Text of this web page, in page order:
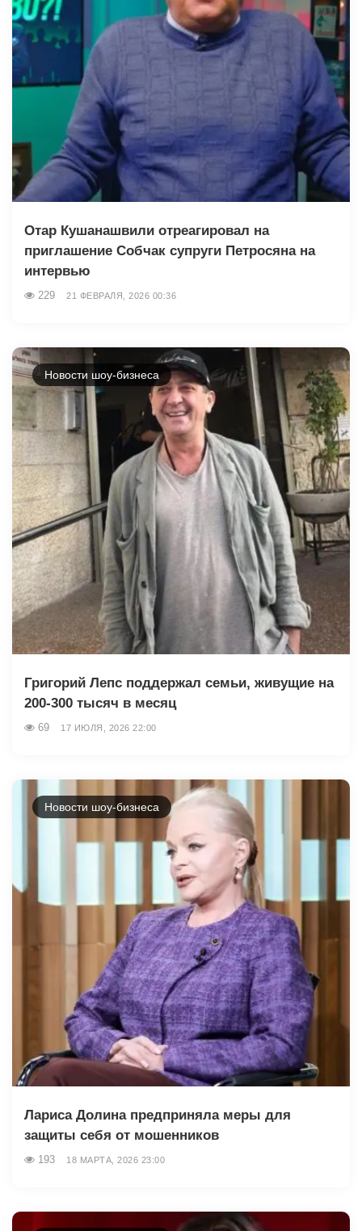
Отар Кушанашвили отреагировал на
приглашение Собчак супруги Петросяна на
интервью
229 21 ФЕВРАЛЯ, 2026 00:36
Новости шоу-бизнеса
Григорий Лепс поддержал семьи, живущие на
200-300 тысяч в месяц
69 17 ИЮЛЯ, 2026 22:00
Новости шоу-бизнеса
Лариса Долина предприняла меры для
защиты себя от мошенников
193 18 МАРТА, 2026 23:00